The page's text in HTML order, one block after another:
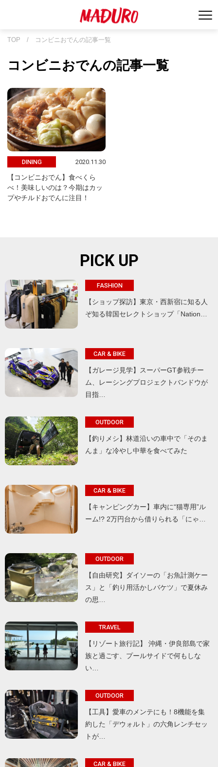
TOP / コンビニおでんの記事一覧
コンビニおでんの記事一覧
DINING 2020.11.30
【コンビニおでん】食べくら
べ！美味しいのは？今期はカッ
プやチルドおでんに注目！
PICK UP
FASHION
【ショップ探訪】東京・西新宿に知る人
ぞ知る韓国セレクトショップ「Nation…
CAR & BIKE
【ガレージ見学】スーパーGT参戦チー
ム、レーシングプロジェクトバンドウが
目指…
OUTDOOR
【釣りメシ】林道沿いの車中で「そのま
んま」な冷やし中華を食べてみた
CAR & BIKE
【キャンピングカー】車内に“猫専用”ル
ーム!? 2万円台から借りられる「にゃ…
OUTDOOR
【自由研究】ダイソーの「お魚計測ケー
ス」と「釣り用活かしバケツ」で夏休み
の思…
TRAVEL
【リゾート旅行記】 沖縄・伊良部島で家
族と過ごす、プールサイドで何もしな
い…
OUTDOOR
【工具】愛車のメンテにも！8機能を集
約した「デウォルト」の六角レンチセッ
トが…
CAR & BIKE